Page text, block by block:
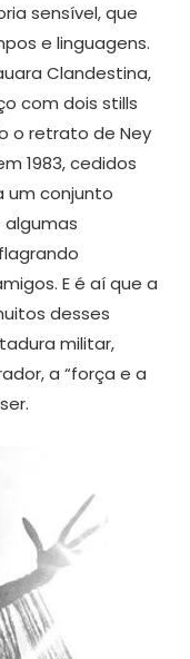
sensível, que
e linguagens.
Clandestina,
com dois stills
o retrato de Ney
1983, cedidos
um conjunto
E é aí que a
desses
militar,
a “força e a